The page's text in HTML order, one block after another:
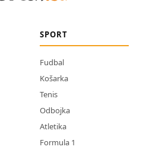
SPORT
Fudbal
Košarka
Tenis
Odbojka
Atletika
Formula 1